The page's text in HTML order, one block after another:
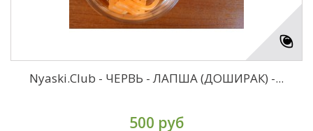
Nyaski.Club - ЧЕРВЬ - ЛАПША (ДОШИРАК) -...
500 руб